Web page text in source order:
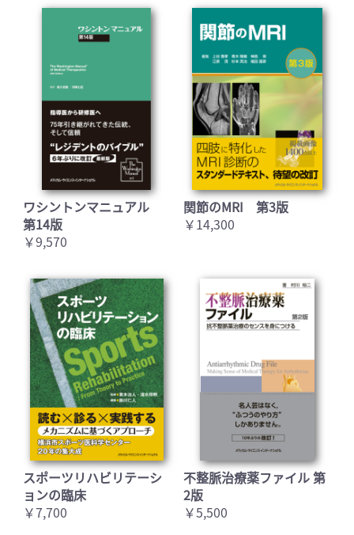
ワシントンマニュアル
第14版
￥9,570
関節のMRI 第3版
￥14,300
スポーツリハビリテーシ
ョンの臨床
￥7,700
不整脈治療薬ファイル 第
2版
￥5,500